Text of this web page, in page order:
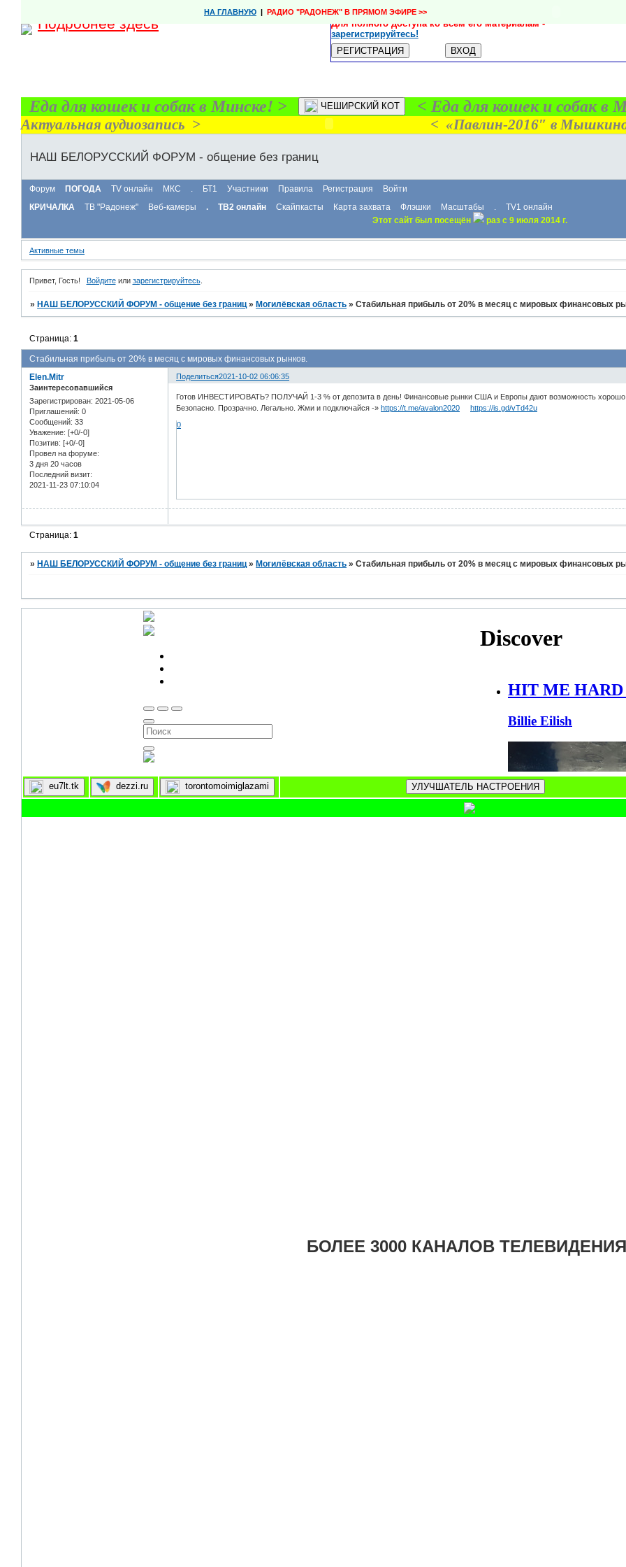
Подробнее здесь
НА ГЛАВНУЮ | РАДИО "РАДОНЕЖ" В ПРЯМОМ ЭФИРЕ >>
Приветствуем Вас на нашем форуме!
Для полного доступа ко всем его материалам -
зарегистрируйтесь!
РЕГИСТРАЦИЯ
ВХОД
Еда для кошек и собак в Минске! > ЧЕШИРСКИЙ КОТ < Еда для кошек и собак в
Актуальная аудиозапись > < «Павлин-2016″ в
НАШ БЕЛОРУССКИЙ ФОРУМ - общение без границ
Форум ПОГОДА TV онлайн МКС . БТ1 Участники Правила Регистрация
Войти
КРИЧАЛКА
ТВ "Радонеж" Веб-камеры . ТВ2 онлайн Скайпкасты Карта захвата Флэшки Масштабы .
TV1 онлайн
Этот сайт был посещён
раз с 9 июля 2014 г.
Активные темы
Привет, Гость! Войдитеили зарегистрируйтесь.
» НАШ БЕЛОРУССКИЙ ФОРУМ - общение без границ » Могилёвская область »Стабильная прибыль от 20% в месяц с мировых финансовых
Стабильная прибыль от 20% в месяц с мировых финансовых рынков.
Страница:1
Поделиться2021-10-02 06:06:35
Elen.Mitr
Заинтересовавшийся
Зарегистрирован: 2021-05-06
Приглашений: 0
Сообщений: 33
Уважение: [+0/-0]
Позитив: [+0/-0]
Провел на форуме:
3 дня 20 часов
Последний визит:
2021-11-23 07:10:04
Готов ИНВЕСТИРОВАТЬ? ПОЛУЧАЙ 1-3 % от депозита в день! Финансовые рынки США и Европы дают возможность
Безопасно. Прозрачно. Легально. Жми и подключайся -»https://t.me/avalon2020
https://is.gd/vTd42u
0
Страница:1
» НАШ БЕЛОРУССКИЙ ФОРУМ - общение без границ » Могилёвская область »Стабильная прибыль от 20% в месяц с мировых финансовых
eu7lt.tk dezzi.ru torontomoimiglazami УЛУЧШАТЕЛЬ НАСТРОЕНИЯ
БОЛЕЕ 3000 КАНАЛОВ